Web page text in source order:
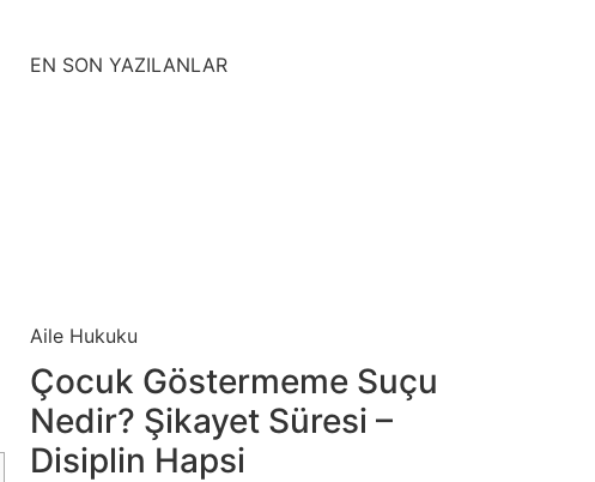
EN SON YAZILANLAR
Aile Hukuku
Çocuk Göstermeme Suçu
Nedir? Şikayet Süresi –
Disiplin Hapsi